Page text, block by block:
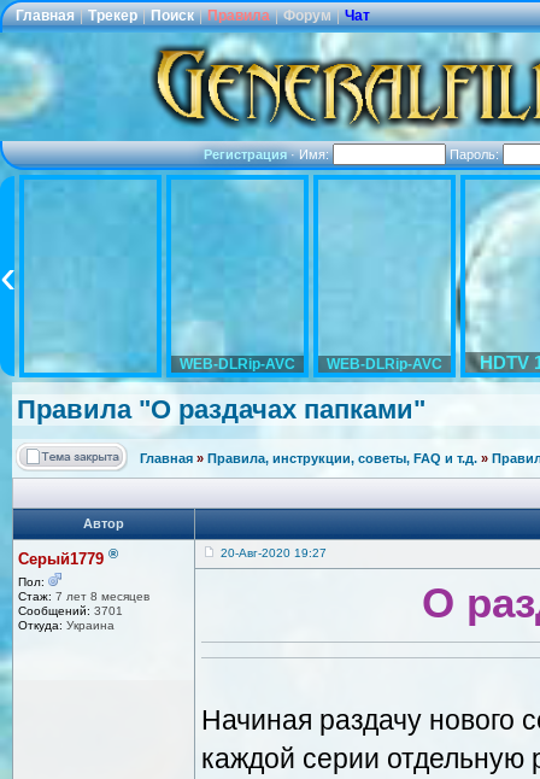
Главная | Трекер | Поиск | Правила | Форум | Чат
Регистрация·Имя: Пароль:
WEB-DLRip-AVC WEB-DLRip-AVC HDTV
Правила "О раздачах папками"
Главная » Правила, инструкции, советы, FAQ и т.д. »
Автор
Серый1779 ®
Пол:
Стаж: 7 лет 8 месяцев
Сообщений: 3701
Откуда: Украина
20-Авг-2020 19:27
О
Начиная раздачу нового
каждой серии отдельную